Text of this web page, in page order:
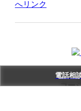
電話相
コー